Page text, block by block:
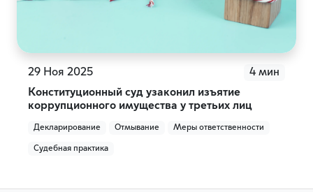
29 Ноя 2025
4 мин
Конституционный суд узаконил изъятие
коррупционного имущества у третьих лиц
Декларирование Отмывание Меры ответственности
Судебная практика